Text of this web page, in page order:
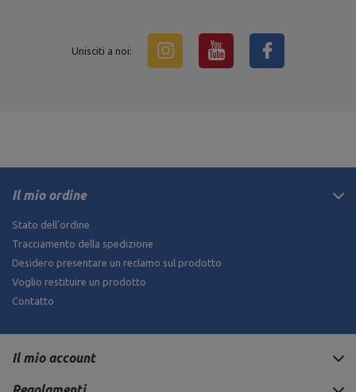
Unisciti a noi:
Il mio ordine
Stato dell'ordine
Tracciamento della spedizione
Desidero presentare un reclamo sul prodotto
Voglio restituire un prodotto
Contatto
Il mio account